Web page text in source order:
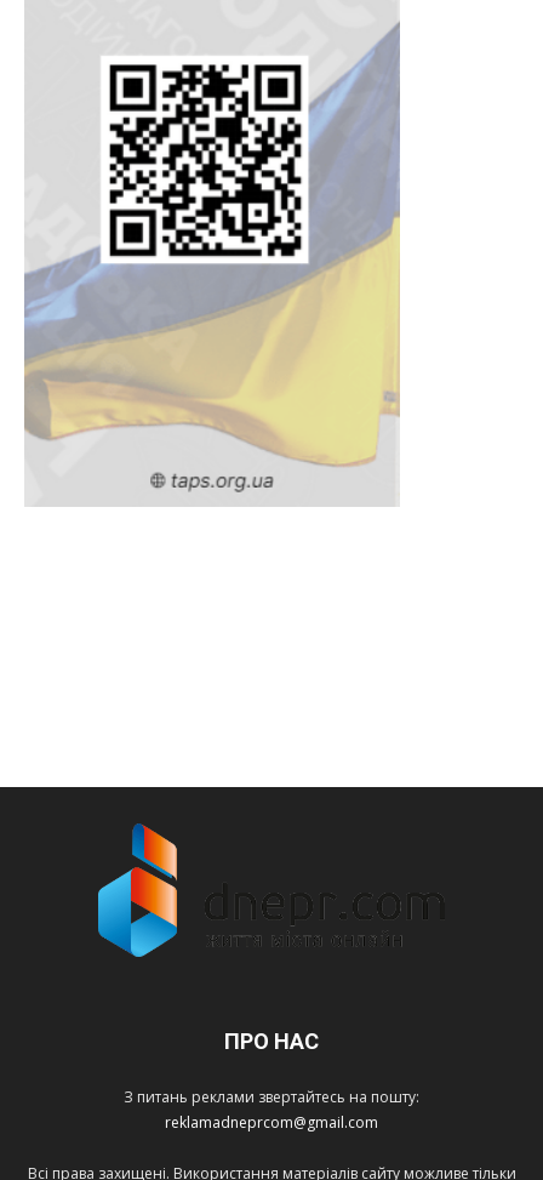
ПРО НАС
З питань реклами звертайтесь на пошту:
reklamadneprcom@gmail.com
Всі права захищені. Використання матеріалів сайту можливе тільки